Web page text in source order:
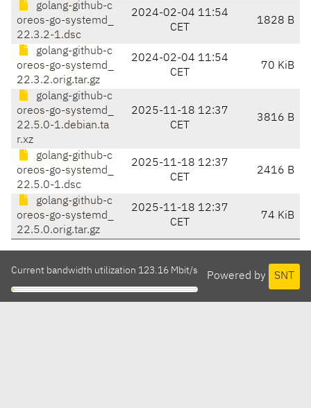
golang-github-c
oreos-go-systemd_
22.3.2-1.dsc
2024-02-04 11:54
CET
1828 B
golang-github-c
oreos-go-systemd_
22.3.2.orig.tar.gz
2024-02-04 11:54
CET
70 KiB
golang-github-c
oreos-go-systemd_
22.5.0-1.debian.ta
r.xz
2025-11-18 12:37
CET
3816 B
golang-github-c
oreos-go-systemd_
22.5.0-1.dsc
2025-11-18 12:37
CET
2416 B
golang-github-c
oreos-go-systemd_
22.5.0.orig.tar.gz
2025-11-18 12:37
CET
74 KiB
Powered by SNT
Current bandwidth utilization 123.16 Mbit/s